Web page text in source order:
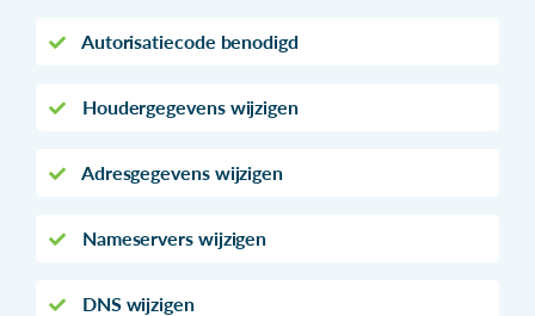
Autorisatiecode benodigd
Houdergegevens wijzigen
Adresgegevens wijzigen
Nameservers wijzigen
DNS wijzigen